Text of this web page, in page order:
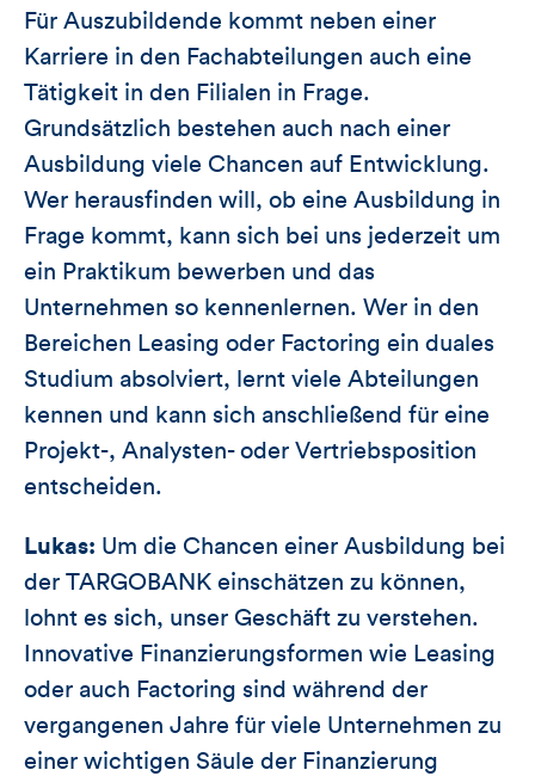
Für Auszubildende kommt neben einer
Karriere in den Fachabteilungen auch eine
Tätigkeit in den Filialen in Frage.
Grundsätzlich bestehen auch nach einer
Ausbildung viele Chancen auf Entwicklung.
Wer herausfinden will, ob eine Ausbildung in
Frage kommt, kann sich bei uns jederzeit um
ein Praktikum bewerben und das
Unternehmen so kennenlernen. Wer in den
Bereichen Leasing oder Factoring ein duales
Studium absolviert, lernt viele Abteilungen
kennen und kann sich anschließend für eine
Projekt-, Analysten- oder Vertriebsposition
entscheiden.
Lukas: Um die Chancen einer Ausbildung bei
der TARGOBANK einschätzen zu können,
lohnt es sich, unser Geschäft zu verstehen.
Innovative Finanzierungsformen wie Leasing
oder auch Factoring sind während der
vergangenen Jahre für viele Unternehmen zu
einer wichtigen Säule der Finanzierung